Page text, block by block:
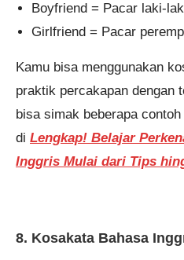
Boyfriend = Pacar laki-
Girlfriend = Pacar
Kamu bisa menggunakan
praktik percakapan dengan
bisa simak beberapa
di Lengkap! Belajar
Inggris Mulai dari Tips
8. Kosakata Bahasa